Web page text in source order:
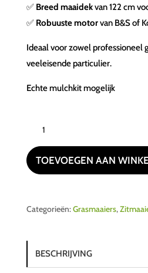
✅ Breed maaidekvan 122 cm
✅ Robuuste motorvan B&S of
Ideaal voor zowel professioneel
veeleisende particulier.
Echte mulchkit mogelijk
48"
aantal
TOEVOEGEN AAN
Categorieën:Grasmaaiers,
BESCHRIJVING